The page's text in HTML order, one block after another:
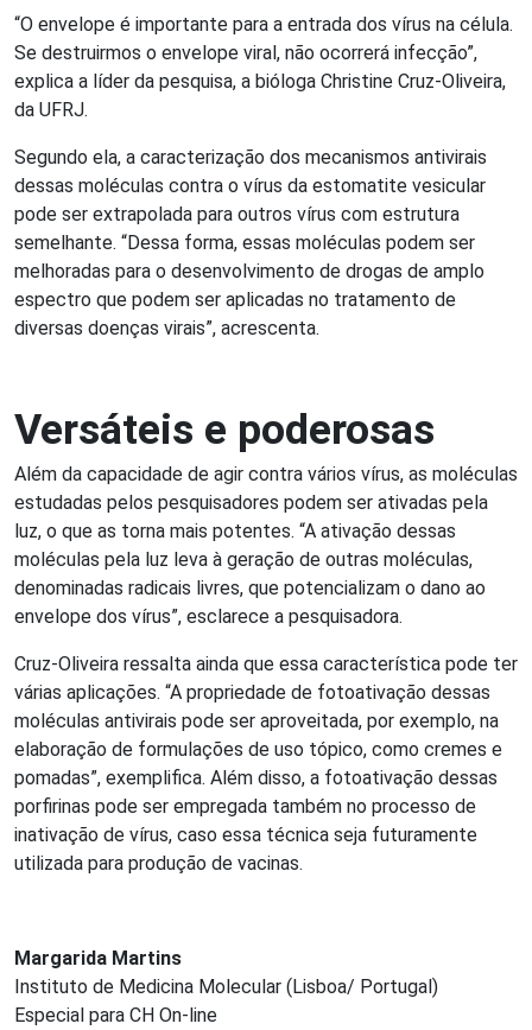
“O envelope é importante para a entrada dos vírus na célula.
Se destruirmos o envelope viral, não ocorrerá infecção”,
explica a líder da pesquisa, a bióloga Christine Cruz-Oliveira,
da UFRJ.
Segundo ela, a caracterização dos mecanismos antivirais
dessas moléculas contra o vírus da estomatite vesicular
pode ser extrapolada para outros vírus com estrutura
semelhante. “Dessa forma, essas moléculas podem ser
melhoradas para o desenvolvimento de drogas de amplo
espectro que podem ser aplicadas no tratamento de
diversas doenças virais”, acrescenta.
Versáteis e poderosas
Além da capacidade de agir contra vários vírus, as moléculas
estudadas pelos pesquisadores podem ser ativadas pela
luz, o que as torna mais potentes. “A ativação dessas
moléculas pela luz leva à geração de outras moléculas,
denominadas radicais livres, que potencializam o dano ao
envelope dos vírus”, esclarece a pesquisadora.
Cruz-Oliveira ressalta ainda que essa característica pode ter
várias aplicações. “A propriedade de fotoativação dessas
moléculas antivirais pode ser aproveitada, por exemplo, na
elaboração de formulações de uso tópico, como cremes e
pomadas”, exemplifica. Além disso, a fotoativação dessas
porfirinas pode ser empregada também no processo de
inativação de vírus, caso essa técnica seja futuramente
utilizada para produção de vacinas.
Margarida Martins
Instituto de Medicina Molecular (Lisboa/ Portugal)
Especial para CH On-line